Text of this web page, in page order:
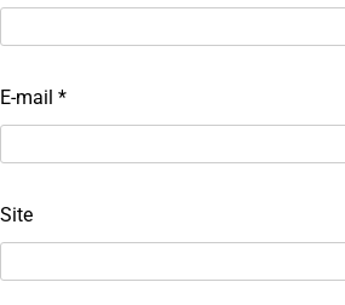
E-mail *
Site